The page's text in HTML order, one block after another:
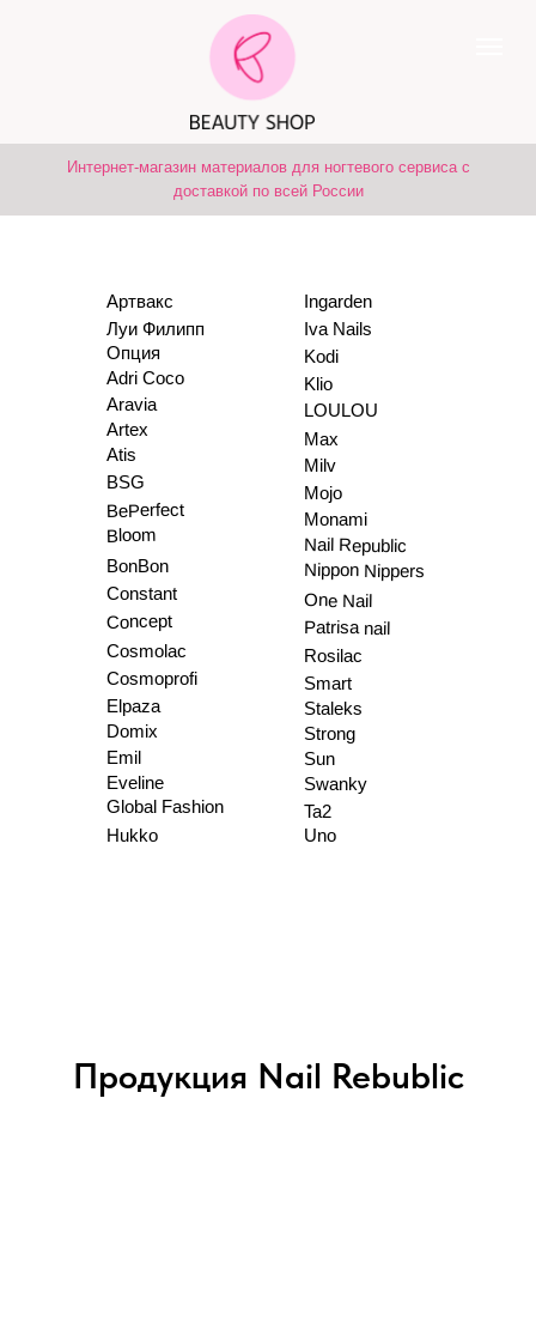
Интернет-магазин материалов для ногтевого сервиса с
доставкой по всей России
Staleks
Max
Strong
One Nail
Patrisa nail
Atis
Klio
Ingarden
Artex
Aravia
Cosmolac
Cosmoprofi
Uno
Adri Coco
Monami
Hukko
Global Fashion
Emil
Kodi
Elpaza
Domix
LOULOU
Smart
Eveline
Bloom
Iva Nails
Опция
Sun
Луи Филипп
Swanky
Ta2
Rosilac
Nail Republic
Milv
Nippon Nippers
BePerfect
BonBon
Артвакс
BSG
Constant
Concept
Mojo
Продукция Nail Rebublic